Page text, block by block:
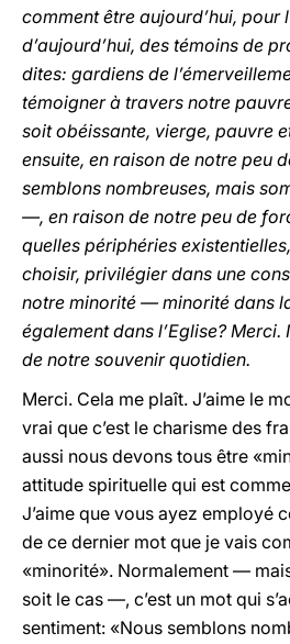
comment être aujourd’hui, pour
d’aujourd’hui, des témoins de
dites: gardiens de
témoigner à travers notre
soit obéissante, vierge, pauvre
ensuite, en raison de notre peu
semblons nombreuses, mais
—, en raison de notre peu de
quelles périphéries
choisir, privilégier dans une
notre minorité — minorité dans
également dans l’Eglise?
de notre souvenir quotidien.
Merci. Cela me plaît. J’aime le
vrai que c’est le charisme des
aussi nous devons tous être
attitude spirituelle qui est
J’aime que vous ayez employé
de ce dernier mot que je vais
«minorité». Normalement —
soit le cas —, c’est un mot qui
sentiment: «Nous semblons